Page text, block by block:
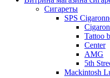
Cигареты
SPS
Tattoo
Center
AMG
5th
Mackintosh